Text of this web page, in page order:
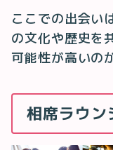
ここでの出会い
の文化や歴史を
可能性が高いの
相席ラウン